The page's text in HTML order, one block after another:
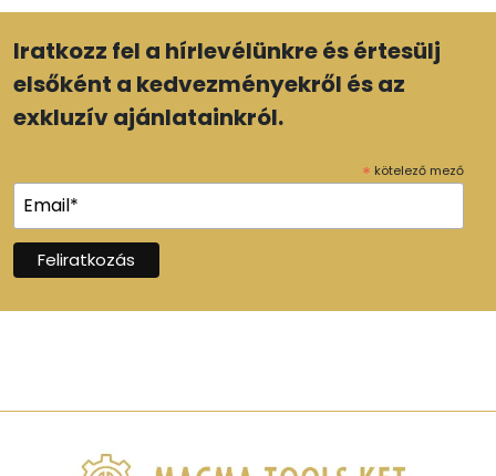
Iratkozz fel a hírlevélünkre és értesülj
elsőként a kedvezményekről és az
exkluzív ajánlatainkról.
* kötelező mező